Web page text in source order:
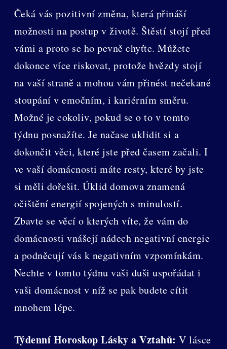
Čeká vás pozitivní změna, která přináší
možnosti na postup v životě. Štěstí stojí před
vámi a proto se ho pevně chyťte. Můžete
dokonce více riskovat, protože hvězdy stojí
na vaší straně a mohou vám přinést nečekané
stoupání v emočním, i kariérním směru.
Možné je cokoliv, pokud se o to v tomto
týdnu posnažíte. Je načase uklidit si a
dokončit věci, které jste před časem začali. I
ve vaší domácnosti máte resty, které by jste
si měli dořešit. Úklid domova znamená
očištění energií spojených s minulostí.
Zbavte se věcí o kterých víte, že vám do
domácnosti vnášejí nádech negativní energie
a podněcují vás k negativním vzpomínkám.
Nechte v tomto týdnu vaši duši uspořádat i
vaši domácnost v níž se pak budete cítit
mnohem lépe.
Týdenní Horoskop Lásky a Vztahů:V lásce